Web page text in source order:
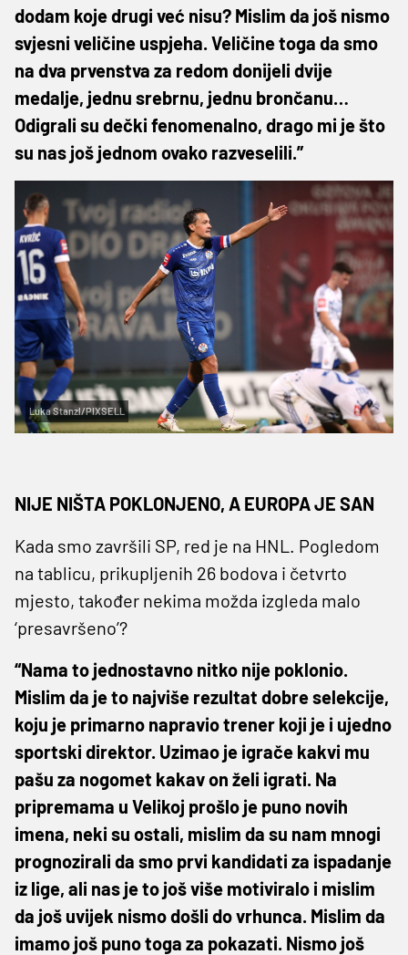
dodam koje drugi već nisu? Mislim da još nismo
svjesni veličine uspjeha. Veličine toga da smo
na dva prvenstva za redom donijeli dvije
medalje, jednu srebrnu, jednu brončanu…
Odigrali su dečki fenomenalno, drago mi je što
su nas još jednom ovako razveselili.”
Luka Stanzl/PIXSELL
NIJE NIŠTA POKLONJENO, A EUROPA JE SAN
Kada smo završili SP, red je na HNL. Pogledom
na tablicu, prikupljenih 26 bodova i četvrto
mjesto, također nekima možda izgleda malo
‘presavršeno’?
“Nama to jednostavno nitko nije poklonio.
Mislim da je to najviše rezultat dobre selekcije,
koju je primarno napravio trener koji je i ujedno
sportski direktor. Uzimao je igrače kakvi mu
pašu za nogomet kakav on želi igrati. Na
pripremama u Velikoj prošlo je puno novih
imena, neki su ostali, mislim da su nam mnogi
prognozirali da smo prvi kandidati za ispadanje
iz lige, ali nas je to još više motiviralo i mislim
da još uvijek nismo došli do vrhunca. Mislim da
imamo još puno toga za pokazati. Nismo još